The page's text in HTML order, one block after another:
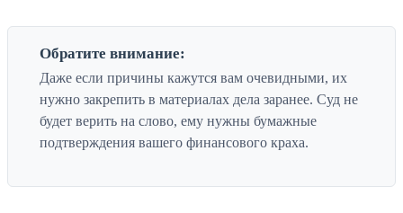
Обратите внимание:
Даже если причины кажутся вам очевидными, их
нужно закрепить в материалах дела заранее. Суд не
будет верить на слово, ему нужны бумажные
подтверждения вашего финансового краха.